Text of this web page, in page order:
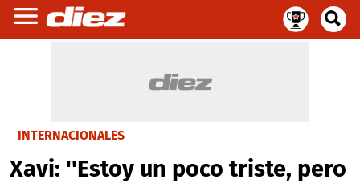
INTERNACIONALES
Xavi: ''Estoy un poco triste, pero